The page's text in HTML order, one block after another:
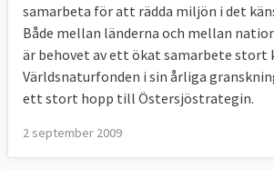
samarbeta för att rädda miljön i det
Både mellan länderna och mellan
är behovet av ett ökat samarbete stort
Världsnaturfonden i sin årliga
ett stort hopp till Östersjöstrategin.
2 september 2009